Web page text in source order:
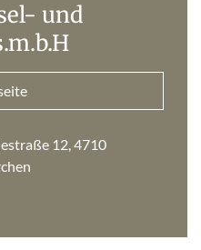
und
12, 4710